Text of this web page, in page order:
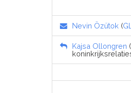
Nevin Özütok (GL
Kajsa Ollongren